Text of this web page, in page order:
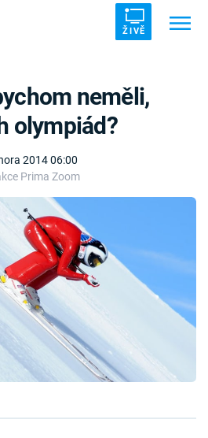
ŽIVĚ
2014 06:00
Prima Zoom
neměli,
olympiád?